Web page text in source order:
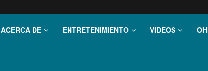
ACERCA DE ENTRETENIMIENTO VIDEOS